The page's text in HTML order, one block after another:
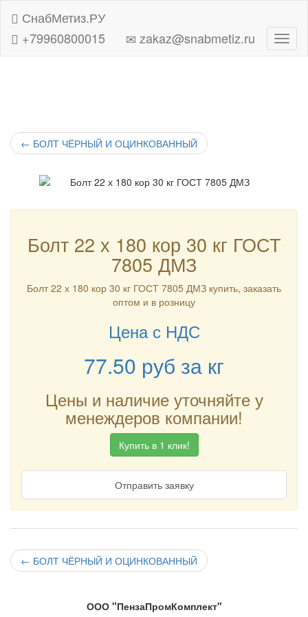
СнабМетиз.РУ
+79960800015
zakaz@snabmetiz.ru
← БОЛТ ЧЁРНЫЙ И ОЦИНКОВАННЫЙ
Болт 22 х 180 кор 30 кг ГОСТ
7805 ДМЗ
Болт 22 х 180 кор 30 кг ГОСТ 7805 ДМЗ купить, заказать
оптом и в розницу
Цена с НДС
77.50 руб за кг
Цены и наличие уточняйте у
менеждеров компании!
Купить в 1 клик!
Отправить заявку
← БОЛТ ЧЁРНЫЙ И ОЦИНКОВАННЫЙ
ООО "ПензаПромКомплект"